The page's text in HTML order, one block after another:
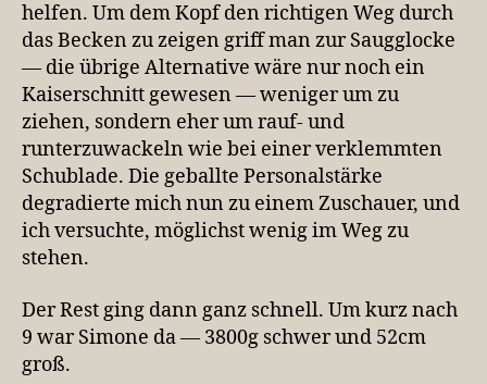
helfen. Um dem Kopf den richtigen Weg durch
das Becken zu zeigen griff man zur Saugglocke
— die übrige Alternative wäre nur noch ein
Kaiserschnitt gewesen — weniger um zu
ziehen, sondern eher um rauf- und
runterzuwackeln wie bei einer verklemmten
Schublade. Die geballte Personalstärke
degradierte mich nun zu einem Zuschauer, und
ich versuchte, möglichst wenig im Weg zu
stehen.
Der Rest ging dann ganz schnell. Um kurz nach
9 war Simone da — 3800g schwer und 52cm
groß.